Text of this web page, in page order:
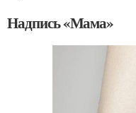
Надпись «Мама»